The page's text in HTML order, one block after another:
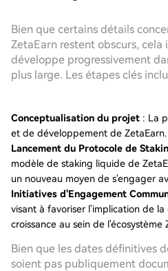
Bien que certains détails
ZetaEarn restent obscurs,
développe progressivement
plus large. Les étapes clés
Conceptualisation du projet : La
et de développement de ZetaEarn.
Lancement du Protocole de
modèle de staking liquide de
un nouveau moyen de s'engager
Initiatives d'Engagement
visant à favoriser l'implication de
croissance au sein de l'écosystème
Bien que les dates définitives
soient pas publiquement